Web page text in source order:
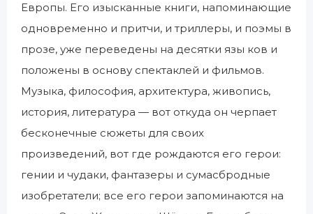
Европы. Его изысканные книги, напоминающие
одновременно и притчи, и триллеры, и поэмы в
прозе, уже переведены на десятки язы ков и
положены в основу спектаклей и фильмов.
Музыка, философия, архитектура, живопись,
история, литература — вот откуда он черпает
бесконечные сюжеты для своих
произведений, вот где рождаются его герои:
гении и чудаки, фантазеры и сумасбродные
изобретатели; все его герои запоминаются на